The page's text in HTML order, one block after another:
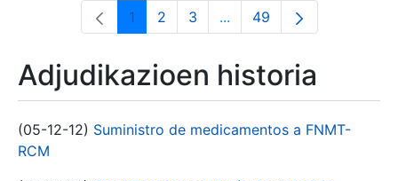
Orrialdea
1 Orrialdea
2 Orrialdea
3 ...Intermediate Pages Use
Orrialdea
49
Adjudikazioen historia
(05-12-12) Suministro de medicamentos a FNMT-
RCM